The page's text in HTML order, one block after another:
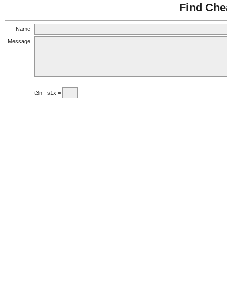
Find
Name
Message
t3n - s1x =